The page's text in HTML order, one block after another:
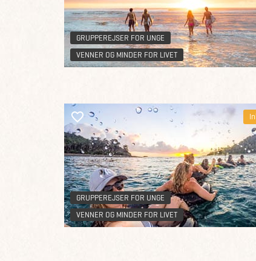
GRUPPEREJSER FOR UNGE
VENNER OG MINDER FOR LIVET
GRUPPEREJSER FOR UNGE
VENNER OG MINDER FOR LIVET